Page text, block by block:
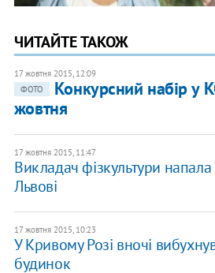
ЧИТАЙТЕ ТАКОЖ
17 жовтня 2015, 12:09
ФОТО
Конкурсний набір у
жовтня
17 жовтня 2015, 11:47
Викладач фізкультури
Львові
17 жовтня 2015, 10:23
У Кривому Розі вночі
будинок